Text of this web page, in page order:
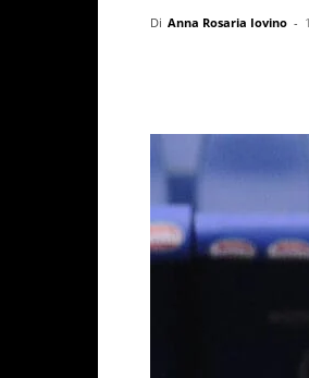
Di Anna Rosaria Iovino -